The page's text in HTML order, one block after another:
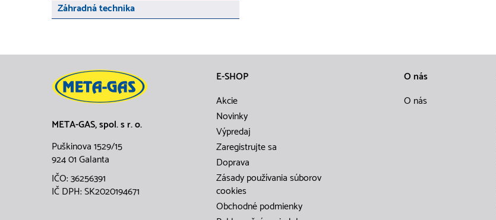
Záhradná technika
META-GAS, spol. s r. o.
Puškinova 1529/15
924 01 Galanta
IČO: 36256391
IČ DPH: SK2020194671
E-SHOP
Akcie
Novinky
Výpredaj
Zaregistrujte sa
Doprava
Zásady používania súborov
cookies
Obchodné podmienky
O nás
O nás